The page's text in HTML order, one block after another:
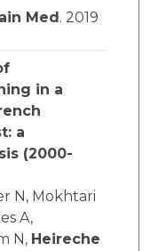
Med . 2019
in a
a
(2000-
N, Mokhtari
A,
N, Heireche